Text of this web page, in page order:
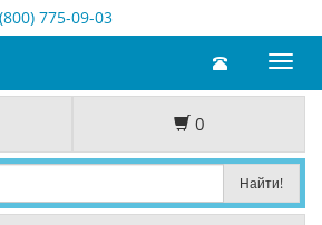
775-09-03
Toggle
0